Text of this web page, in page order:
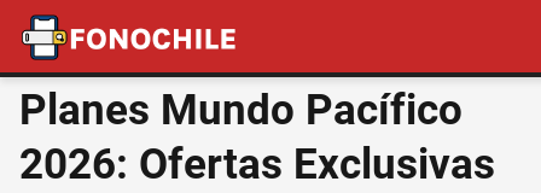
Planes Mundo Pacífico
2026: Ofertas Exclusivas